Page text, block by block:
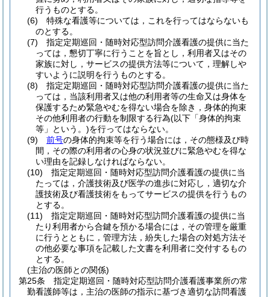
行うものとする。
(6)
特殊な看護等については，これを行ってはならないも
のとする。
(7)
指定定期巡回・随時対応型訪問介護看護の提供に当た
っては，懇切丁寧に行うことを旨とし，利用者又はその
家族に対し，サービスの提供方法等について，理解しや
すいように説明を行うものとする。
(8)
指定定期巡回・随時対応型訪問介護看護の提供に当た
っては，当該利用者又は他の利用者等の生命又は身体を
保護するため緊急やむを得ない場合を除き，身体的拘束
その他利用者の行動を制限する行為(以下「身体的拘束
等」という。)を行ってはならない。
(9)
前号の身体的拘束等を行う場合には，その態様及び時
間，その際の利用者の心身の状況並びに緊急やむを得な
い理由を記録しなければならない。
(10)
指定定期巡回・随時対応型訪問介護看護の提供に当
たっては，介護技術及び医学の進歩に対応し，適切な介
護技術及び看護技術をもってサービスの提供を行うもの
とする。
(11)
指定定期巡回・随時対応型訪問介護看護の提供に当
たり利用者から合鍵を預かる場合には，その管理を厳重
に行うとともに，管理方法，紛失した場合の対処方法そ
の他必要な事項を記載した文書を利用者に交付するもの
とする。
(主治の医師との関係)
第25条
指定定期巡回・随時対応型訪問介護看護事業所の常
勤看護師等は，主治の医師の指示に基づき適切な訪問看護